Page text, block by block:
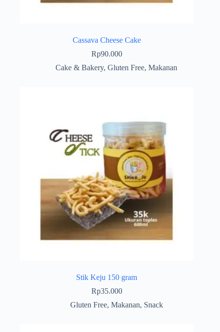
Cassava Cheese Cake
Rp90.000
Cake & Bakery,Gluten Free,Makanan
Stik Keju 150 gram
Rp35.000
Gluten Free, Makanan, Snack